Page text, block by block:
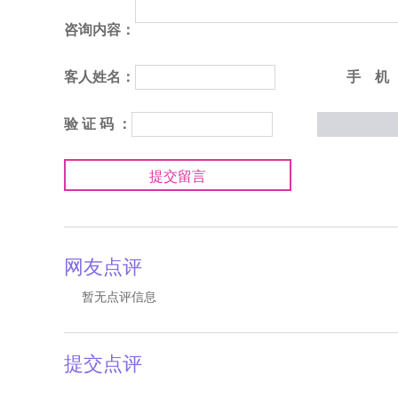
咨询内容：
客人姓名： 手 机
验 证 码 ：
提交留言
网友点评
暂无点评信息
提交点评